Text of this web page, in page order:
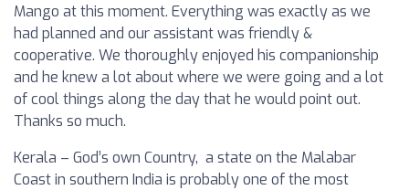
Mango at this moment. Everything was exactly as we
had planned and our assistant was friendly &
cooperative. We thoroughly enjoyed his companionship
and he knew a lot about where we were going and a lot
of cool things along the day that he would point out.
Thanks so much.
Kerala – God’s own Country, a state on the Malabar
Coast in southern India is probably one of the most